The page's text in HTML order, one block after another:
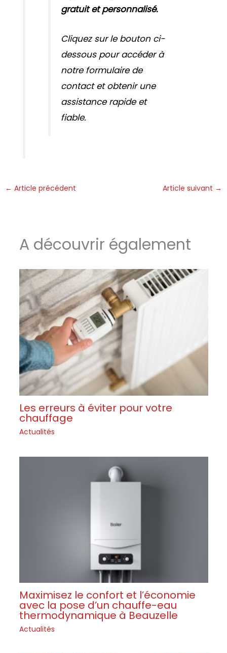
gratuit et personnalisé.
Cliquez sur le bouton ci-
dessous pour accéder à
notre formulaire de
contact et obtenir une
assistance rapide et
fiable.
← Article précédent Article suivant →
A découvrir également
Les erreurs à éviter pour votre
chauffage
Actualités
Maximisez le confort et l’économie
avec la pose d’un chauffe-eau
thermodynamique à Beauzelle
Actualités